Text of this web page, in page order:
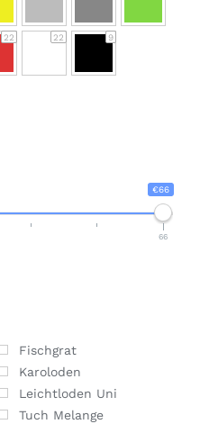
22 22 9
€66
66
Fischgrat
Karoloden
Leichtloden Uni
Tuch Melange